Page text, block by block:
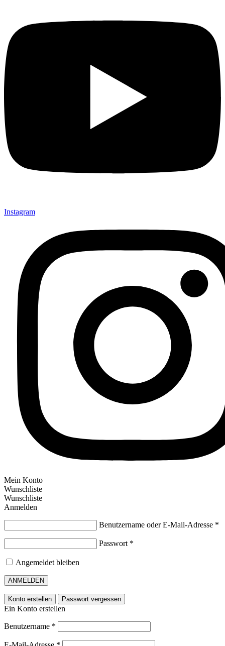
Instagram
Mein Konto
Wunschliste
Wunschliste
Anmelden
Benutzername oder E-Mail-Adresse *
Passwort *
Angemeldet bleiben
ANMELDEN
Konto erstellen Passwort vergessen
Ein Konto erstellen
Benutzername *